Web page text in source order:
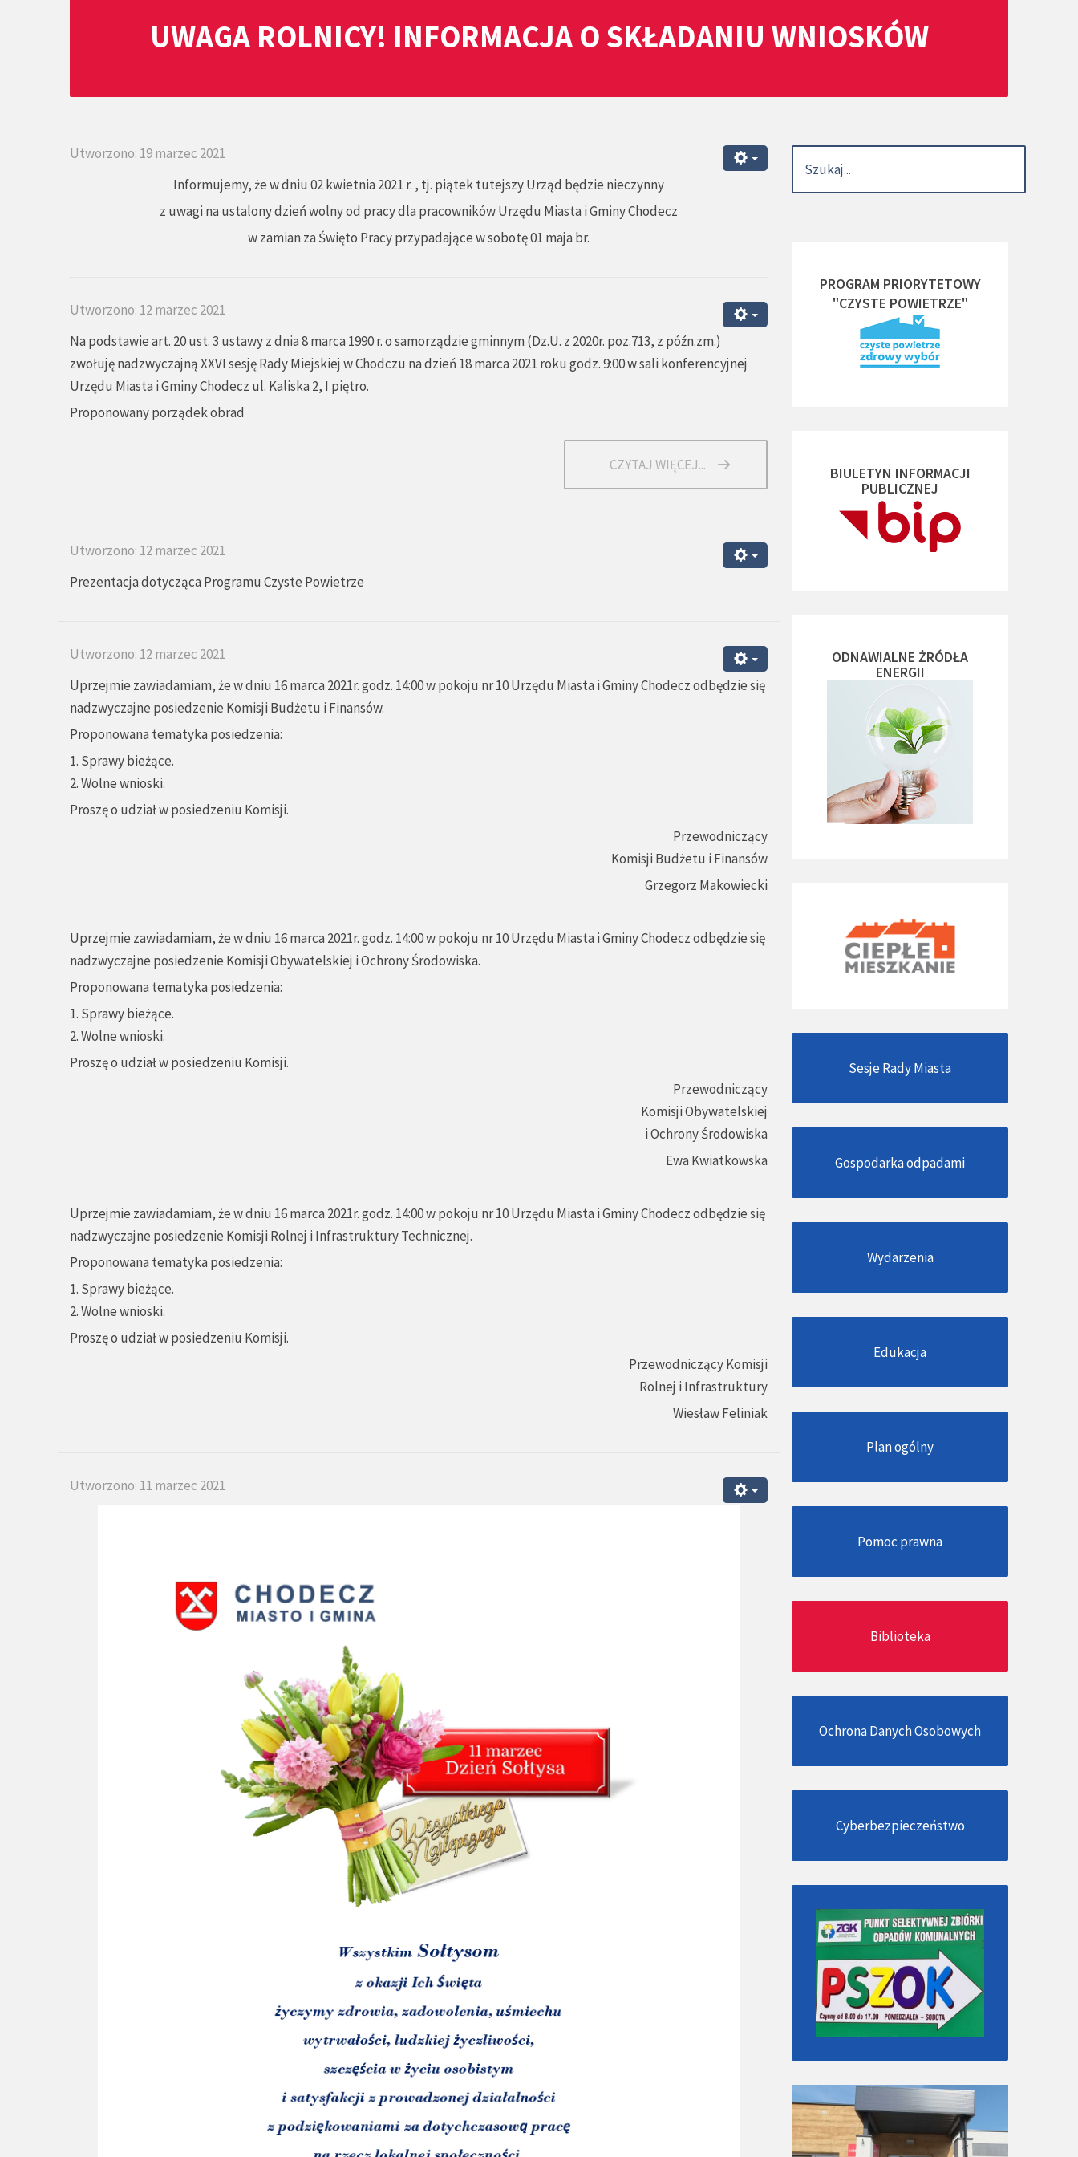
UWAGA ROLNICY! INFORMACJA O SKŁADANIU WNIOSKÓW
Utworzono: 19 marzec 2021
Informujemy, że w dniu 02 kwietnia 2021 r. , tj. piątek tutejszy Urząd będzie nieczynny
z uwagi na ustalony dzień wolny od pracy dla pracowników Urzędu Miasta i Gminy Chodecz
w zamian za Święto Pracy przypadające w sobotę 01 maja br.
Utworzono: 12 marzec 2021
Na podstawie art. 20 ust. 3 ustawy z dnia 8 marca 1990 r. o samorządzie gminnym (Dz.U. z 2020r. poz.713, z późn.zm.)
zwołuję nadzwyczajną XXVI sesję Rady Miejskiej w Chodczu na dzień 18 marca 2021 roku godz. 9:00 w sali konferencyjnej
Urzędu Miasta i Gminy Chodecz ul. Kaliska 2, I piętro.
Proponowany porządek obrad
CZYTAJ WIĘCEJ...
Utworzono: 12 marzec 2021
Prezentacja dotycząca Programu Czyste Powietrze
Utworzono: 12 marzec 2021
Uprzejmie zawiadamiam, że w dniu 16 marca 2021r. godz. 14:00 w pokoju nr 10 Urzędu Miasta i Gminy Chodecz odbędzie się
nadzwyczajne posiedzenie Komisji Budżetu i Finansów.
Proponowana tematyka posiedzenia:
1. Sprawy bieżące.
2. Wolne wnioski.
Proszę o udział w posiedzeniu Komisji.
Przewodniczący
Komisji Budżetu i Finansów
Grzegorz Makowiecki
Uprzejmie zawiadamiam, że w dniu 16 marca 2021r. godz. 14:00 w pokoju nr 10 Urzędu Miasta i Gminy Chodecz odbędzie się
nadzwyczajne posiedzenie Komisji Obywatelskiej i Ochrony Środowiska.
Proponowana tematyka posiedzenia:
1. Sprawy bieżące.
2. Wolne wnioski.
Proszę o udział w posiedzeniu Komisji.
Przewodniczący
Komisji Obywatelskiej
i Ochrony Środowiska
Ewa Kwiatkowska
Uprzejmie zawiadamiam, że w dniu 16 marca 2021r. godz. 14:00 w pokoju nr 10 Urzędu Miasta i Gminy Chodecz odbędzie się
nadzwyczajne posiedzenie Komisji Rolnej i Infrastruktury Technicznej.
Proponowana tematyka posiedzenia:
1. Sprawy bieżące.
2. Wolne wnioski.
Proszę o udział w posiedzeniu Komisji.
Przewodniczący Komisji
Rolnej i Infrastruktury
Wiesław Feliniak
Utworzono: 11 marzec 2021
PROGRAM PRIORYTETOWY
"CZYSTE POWIETRZE"
BIULETYN INFORMACJI
PUBLICZNEJ
ODNAWIALNE ŻRÓDŁA
ENERGII
Sesje Rady Miasta
Gospodarka odpadami
Wydarzenia
Edukacja
Plan ogólny
Pomoc prawna
Biblioteka
Ochrona Danych Osobowych
Cyberbezpieczeństwo